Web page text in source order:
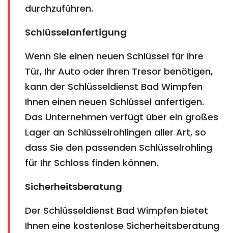
durchzuführen.
Schlüsselanfertigung
Wenn Sie einen neuen Schlüssel für Ihre
Tür, Ihr Auto oder Ihren Tresor benötigen,
kann der Schlüsseldienst Bad Wimpfen
Ihnen einen neuen Schlüssel anfertigen.
Das Unternehmen verfügt über ein großes
Lager an Schlüsselrohlingen aller Art, so
dass Sie den passenden Schlüsselrohling
für Ihr Schloss finden können.
Sicherheitsberatung
Der Schlüsseldienst Bad Wimpfen bietet
Ihnen eine kostenlose Sicherheitsberatung